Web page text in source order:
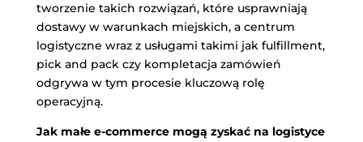
tworzenie takich rozwiązań, które usprawniają
dostawy w warunkach miejskich, a centrum
logistyczne wraz z usługami takimi jak fulfillment,
pick and pack czy kompletacja zamówień
odgrywa w tym procesie kluczową rolę
operacyjną.
Jak małe e-commerce mogą zyskać na logistyce